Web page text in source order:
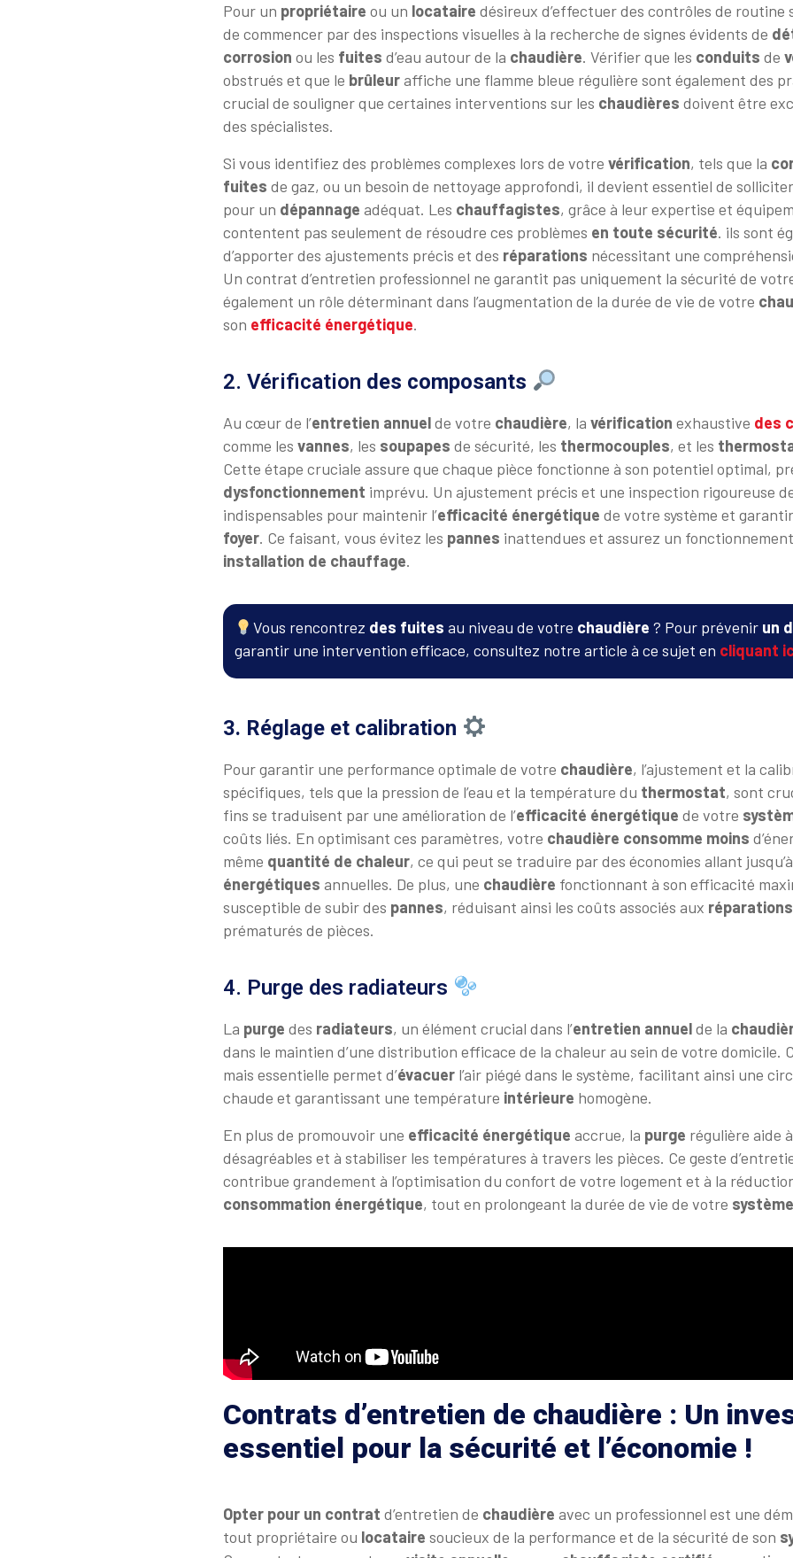
Pour un propriétaire ou un locataire désireux d’effectuer des contrôles de routine
de commencer par des inspections visuelles à la recherche de signes évidents de
corrosion ou les fuites d’eau autour de la chaudière. Vérifier que les conduits de
obstrués et que le brûleuraffiche une flamme bleue régulière sont également des
crucial de souligner que certaines interventions sur les chaudières doivent être
des spécialistes.
Si vous identifiez des problèmes complexes lors de votre vérification, tels que la
fuites de gaz, ou un besoin de nettoyage approfondi, il devient essentiel de
pour un dépannage adéquat. Les chauffagistes, grâce à leur expertise et
contentent pas seulement de résoudre ces problèmes en toute sécurité. ils sont
d’apporter des ajustements précis et des réparations nécessitant une
Un contrat d’entretien professionnel ne garantit pas uniquement la sécurité de
également un rôle déterminant dans l’augmentation de la durée de vie de votre
son efficacité énergétique.
2. Vérification des composants
Au cœur de l’entretien annuelde votre chaudière, la vérification exhaustive des
comme les vannes, les soupapes de sécurité, les thermocouples, et les
Cette étape cruciale assure que chaque pièce fonctionne à son potentiel optimal,
dysfonctionnement imprévu. Un ajustement précis et une inspection rigoureuse
indispensables pour maintenir l’efficacité énergétique de votre système et
foyer. Ce faisant, vous évitez les pannes inattendues et assurez un
installation de chauffage.
Vous rencontrez des fuites au niveau de votre chaudière ? Pour prévenir un
garantir une intervention efficace, consultez notre article à ce sujet en cliquant
3. Réglage et calibration
Pour garantir une performance optimale de votre chaudière, l’ajustement et la
spécifiques, tels que la pression de l’eau et la température du thermostat, sont
fins se traduisent par une amélioration de l’efficacité énergétique de votre
coûts liés. En optimisant ces paramètres, votre chaudière consomme moins
même quantité de chaleur, ce qui peut se traduire par des économies allant
énergétiques annuelles. De plus, une chaudière fonctionnant à son efficacité
susceptible de subir des pannes, réduisant ainsi les coûts associés aux réparations
prématurés de pièces.
4. Purge des radiateurs
La purge des radiateurs, un élément crucial dans l’entretien annuelde la
dans le maintien d’une distribution efficace de la chaleur au sein de votre domicile.
mais essentielle permet d’évacuer l’air piégé dans le système, facilitant ainsi une
chaude et garantissant une température intérieure homogène.
En plus de promouvoir une efficacité énergétique accrue, la purge régulière aide
désagréables et à stabiliser les températures à travers les pièces. Ce geste
contribue grandement à l’optimisation du confort de votre logement et à la
consommation énergétique, tout en prolongeant la durée de vie de votre
Contrats d’entretien de chaudière : Un
essentiel pour la sécurité et l’économie !
Opter pour un contrat d’entretien de chaudière avec un professionnel est une
tout propriétaire ou locataire soucieux de la performance et de la sécurité de son